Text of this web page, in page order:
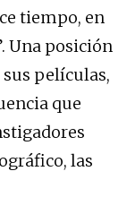
tiempo, en
Una posición
películas,
que
las